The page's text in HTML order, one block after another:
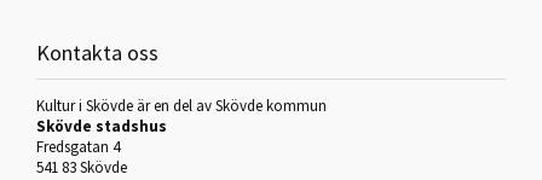
Kontakta oss
Kultur i Skövde är en del av Skövde kommun
Skövde stadshus
Fredsgatan 4
541 83 Skövde